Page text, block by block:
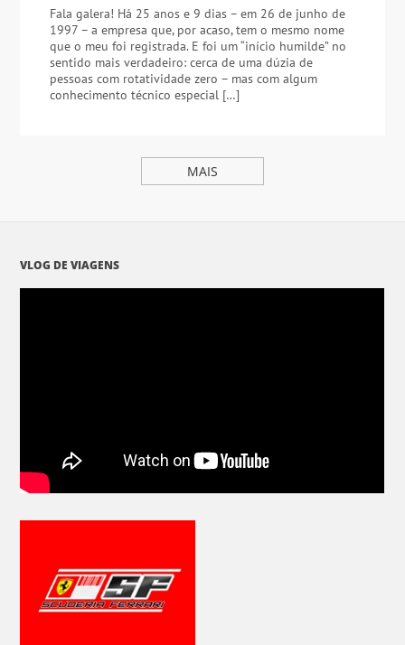
Fala galera! Há 25 anos e 9 dias – em 26 de junho de
1997 – a empresa que, por acaso, tem o mesmo nome
que o meu foi registrada. E foi um “início humilde” no
sentido mais verdadeiro: cerca de uma dúzia de
pessoas com rotatividade zero – mas com algum
conhecimento técnico especial […]
MAIS
VLOG DE VIAGENS